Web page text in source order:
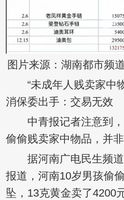
图片来源：湖南都市频
“未成年人贱卖家中
消保委出手：交易无效
中青报记者注意到，
偷偷贱卖家中物品，并非
据河南广电民生频道
报道，河南10岁男孩偷
坠，13克黄金卖了4200元